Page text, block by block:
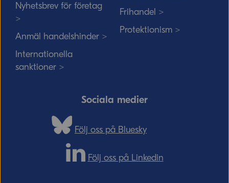
Nyhetsbrev för företag
>
Anmäl handelshinder >
Internationella
sanktioner >
Frihandel >
Protektionism >
Sociala medier
Följ oss på Bluesky
Följ oss på Linkedin